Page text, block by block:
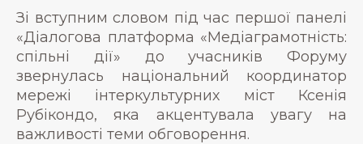
Зі вступним словом під час першої панелі
«Діалогова платформа «Медіаграмотність:
спільні дії» до учасників Форуму
звернулась національний координатор
мережі інтеркультурних міст Ксенія
Рубікондо, яка акцентувала увагу на
важливості теми обговорення.